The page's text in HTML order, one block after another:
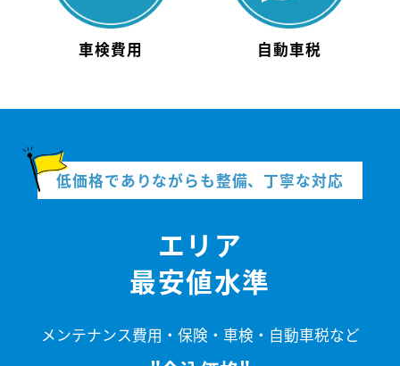
車検費用 自動車税
低価格でありながらも整備、丁寧な対応
エリア
最安値水準
メンテナンス費用・保険・車検・自動車税など